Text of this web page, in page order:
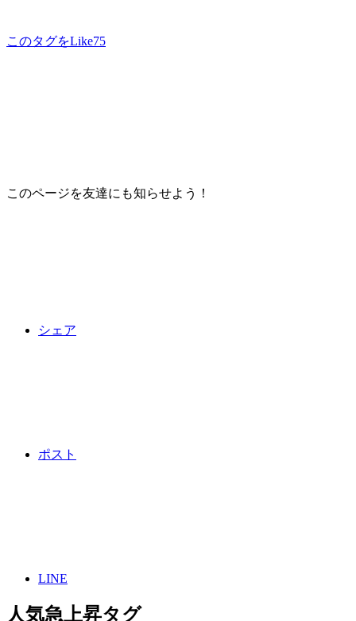
このタグをLike75
このページを友達にも知らせよう！
シェア
ポスト
LINE
人気急上昇タグ